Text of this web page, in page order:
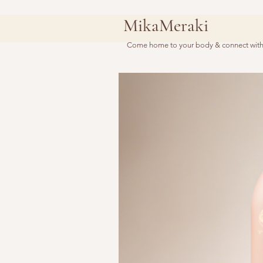
MikaMeraki
Come home to your body & connect